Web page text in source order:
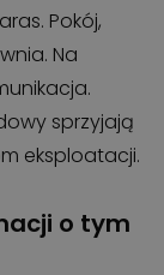
Pokój,
Na
sprzyjają
eksploatacji.
o tym